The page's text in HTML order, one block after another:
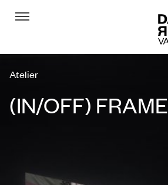
Menu
Atelier
(IN/OFF) FRAME